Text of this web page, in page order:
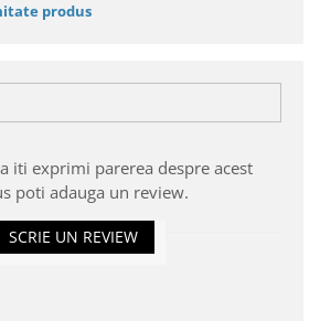
produs
iti exprimi parerea despre acest
poti adauga un review.
SCRIE UN REVIEW